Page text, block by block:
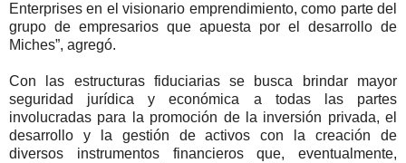
Enterprises en el visionario emprendimiento, como parte del
grupo de empresarios que apuesta por el desarrollo de
Miches”, agregó.
Con las estructuras fiduciarias se busca brindar mayor
seguridad jurídica y económica a todas las partes
involucradas para la promoción de la inversión privada, el
desarrollo y la gestión de activos con la creación de
diversos instrumentos financieros que, eventualmente,